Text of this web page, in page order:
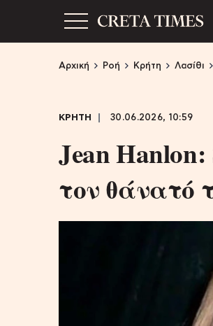
Αρχική Ροή Κρήτη Λασίθι
ΚΡΗΤΗ 30.06.2026, 10:59
Jean
τον θάνατό